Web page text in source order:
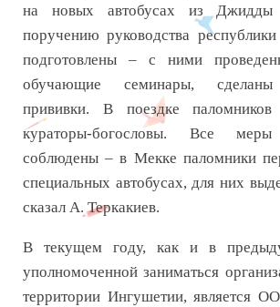
на новых автобусах из
поручению руководства
подготовлены – с ними
обучающие семинары, сделаны
прививки. В поездке паломников
кураторы-богословы. Все меры
соблюдены – в Мекке паломники
специальных автобусах, для них
сказал А. Теркакиев.
В текущем году, как и в
уполномоченной заниматься
территории Ингушетии, является